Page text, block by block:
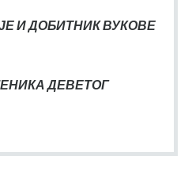
И ДОБИТНИК ВУКОВЕ
ДЕВЕТОГ